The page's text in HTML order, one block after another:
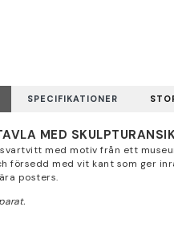
SPECIFIKATIONER
MED
med motiv från ett
försedd med vit kant som ger
posters.